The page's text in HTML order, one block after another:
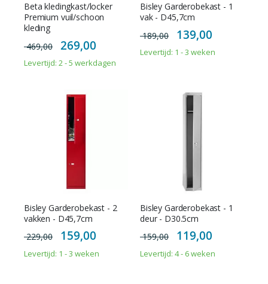
Beta kledingkast/locker
Premium vuil/schoon
kleding
469,00
Special
Price
269,00
Levertijd: 2 - 5 werkdagen
Bisley Garderobekast - 1
vak - D45,7cm
189,00
Special
Price
139,00
Levertijd: 1 - 3 weken
Bisley Garderobekast - 2
vakken - D45,7cm
229,00
Special
Price
159,00
Levertijd: 1 - 3 weken
Bisley Garderobekast - 1
deur - D30.5cm
159,00
Special
Price
119,00
Levertijd: 4 - 6 weken